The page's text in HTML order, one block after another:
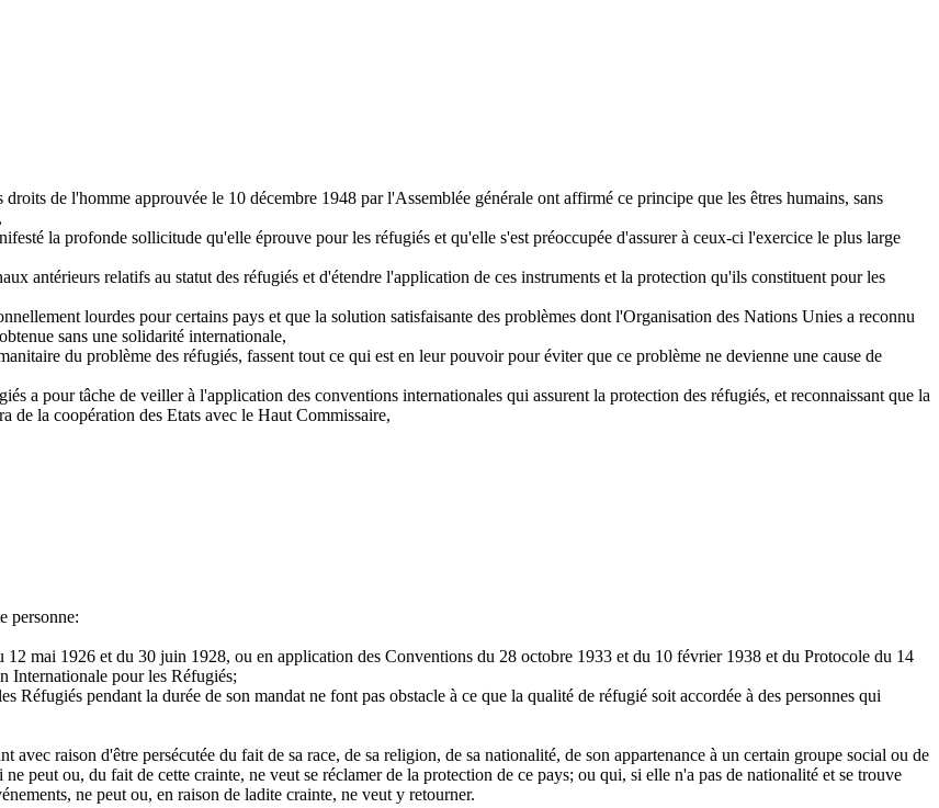
de l'homme approuvée le 10 décembre 1948 par l'Assemblée générale ont affirmé ce principe que les êtres humains, sans
la profonde sollicitude qu'elle éprouve pour les réfugiés et qu'elle s'est préoccupée d'assurer à ceux-ci l'exercice le plus large
antérieurs relatifs au statut des réfugiés et d'étendre l'application de ces instruments et la protection qu'ils constituent pour les
lourdes pour certains pays et que la solution satisfaisante des problèmes dont l'Organisation des Nations Unies a reconnu
sans une solidarité internationale,
du problème des réfugiés, fassent tout ce qui est en leur pouvoir pour éviter que ce problème ne devienne une cause de
a pour tâche de veiller à l'application des conventions internationales qui assurent la protection des réfugiés, et reconnaissant que la
de la coopération des Etats avec le Haut Commissaire,
personne:
mai 1926 et du 30 juin 1928, ou en application des Conventions du 28 octobre 1933 et du 10 février 1938 et du Protocole du 14
Internationale pour les Réfugiés;
pendant la durée de son mandat ne font pas obstacle à ce que la qualité de réfugié soit accordée à des personnes qui
raison d'être persécutée du fait de sa race, de sa religion, de sa nationalité, de son appartenance à un certain groupe social ou de
peut ou, du fait de cette crainte, ne veut se réclamer de la protection de ce pays; ou qui, si elle n'a pas de nationalité et se trouve
ne peut ou, en raison de ladite crainte, ne veut y retourner.